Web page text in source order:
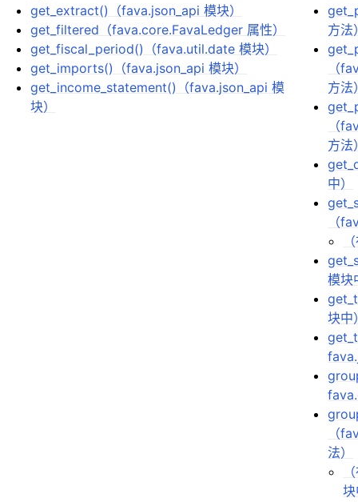
get_extract()（fava.json_api 模块）
get_filtered（fava.core.FavaLedger 属性）
get_fiscal_period()（fava.util.date 模块）
get_imports()（fava.json_api 模块）
get_income_statement()（fava.json_api 模
块）
方法
（
方法
（
方法
中）
（
模块
块中
（
法）